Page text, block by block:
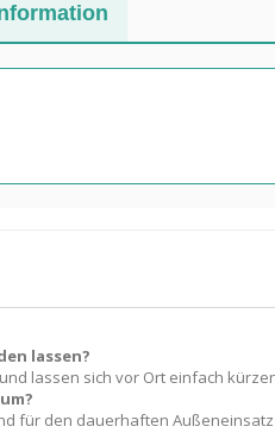
lassen?
lassen sich vor Ort einfach
für den dauerhaften